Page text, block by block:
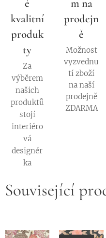
é
kvalitní
produk
ty
Za
výběrem
našich
produktů
stojí
interiéro
vá
designér
ka
m na
prodejn
ě
Možnost
vyzvednu
tí zboží
na naší
prodejně
ZDARMA
Související